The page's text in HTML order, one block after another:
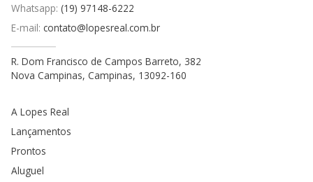
Whatsapp: (19) 97148-6222
E-mail: contato@lopesreal.com.br
R. Dom Francisco de Campos Barreto, 382
Nova Campinas, Campinas, 13092-160
A Lopes Real
Lançamentos
Prontos
Aluguel